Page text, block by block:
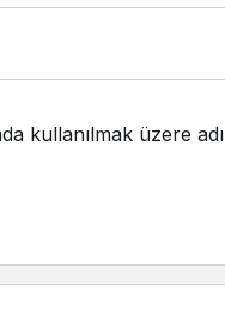
kullanılmak üzere